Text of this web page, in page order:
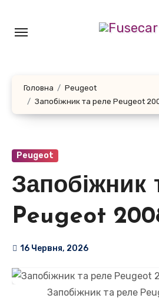
контенту
Головна
Peugeot
Запобіжник та реле Peugeot
Peugeot
Запобіжник
Peugeot
16 Червня, 2026
Запобіжник та реле